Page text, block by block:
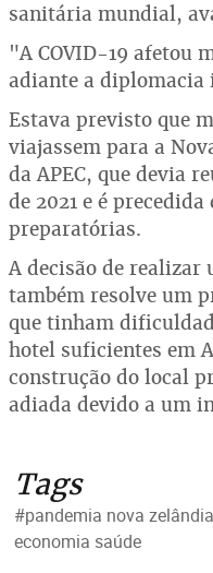
sanitária mundial,
"A COVID-19 afetou
adiante a
Estava previsto que
viajassem para a
da APEC, que devia
de 2021 e é
preparatórias.
A decisão de realizar
também resolve um
que tinham
hotel suficientes em
construção do local
adiada devido a um
Tags
#pandemia nova
economia saúde